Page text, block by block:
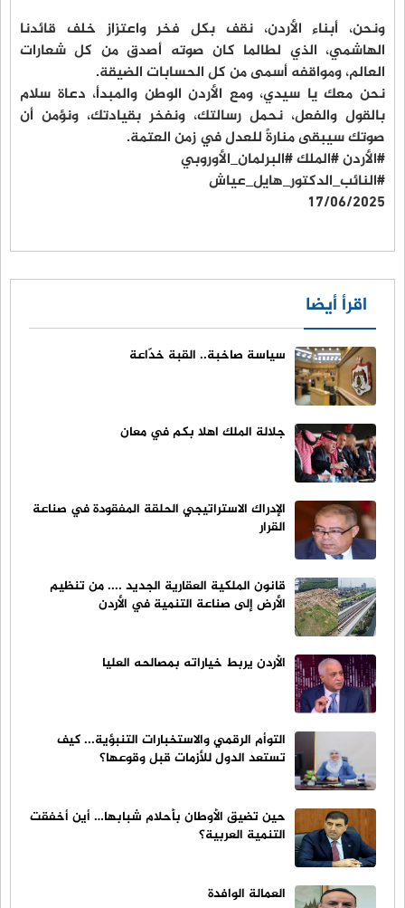
ونحن، أبناء الأردن، نقف بكل فخر واعتزاز خلف قائدنا
الهاشمي، الذي لطالما كان صوته أصدق من كل شعارات
العالم، ومواقفه أسمى من كل الحسابات الضيقة.
نحن معك يا سيدي، ومع الأردن الوطن والمبدأ، دعاة سلام
بالقول والفعل، نحمل رسالتك، ونفخر بقيادتك، ونؤمن أن
صوتك سيبقى منارةً للعدل في زمن العتمة.
#الأردن #الملك #البرلمان_الأوروبي
#النائب_الدكتور_هايل_عياش
17/06/2025
اقرأ أيضا
سياسة صاخبة.. القبة خدّاعة
جلالة الملك اهلا بكم في معان
الإدراك الاستراتيجي الحلقة المفقودة في صناعة
القرار
قانون الملكية العقارية الجديد .... من تنظيم
الأرض إلى صناعة التنمية في الأردن
الأردن يربط خياراته بمصالحه العليا
التوأم الرقمي والاستخبارات التنبؤية... كيف
تستعد الدول للأزمات قبل وقوعها؟
حين تضيق الأوطان بأحلام شبابها… أين أخفقت
التنمية العربية؟
العمالة الوافدة